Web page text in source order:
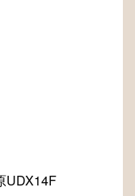
UDX14F